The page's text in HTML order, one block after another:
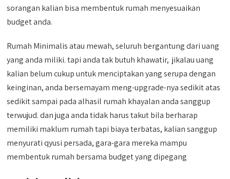
sorangan kalian bisa membentuk rumah menyesuaikan
budget anda.
Rumah Minimalis atau mewah, seluruh bergantung dari uang
yang anda miliki. tapi anda tak butuh khawatir, jikalau uang
kalian belum cukup untuk menciptakan yang serupa dengan
keinginan, anda bersemayam meng-upgrade-nya sedikit atas
sedikit sampai pada alhasil rumah khayalan anda sanggup
terwujud. dan juga anda tidak harus takut bila berharap
memiliki maklum rumah tapi biaya terbatas, kalian sanggup
menyurati qyusi persada, gara-gara mereka mampu
membentuk rumah bersama budget yang dipegang